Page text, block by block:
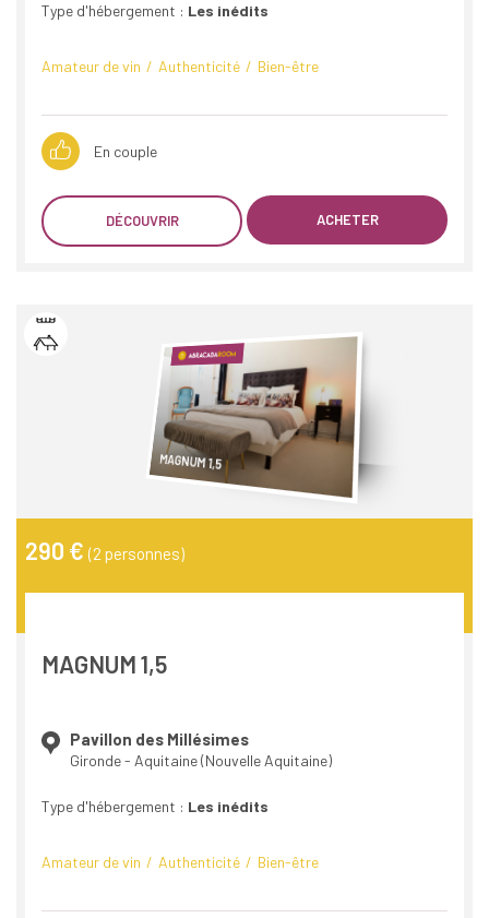
Type d'hébergement : Les inédits
Amateur de vin Authenticité Bien-être
En couple
DÉCOUVRIR ACHETER
MAGNUM 1,5
290 € (2 personnes)
MAGNUM 1,5
Pavillon des Millésimes
Gironde - Aquitaine (Nouvelle Aquitaine)
Type d'hébergement : Les inédits
Amateur de vin Authenticité Bien-être